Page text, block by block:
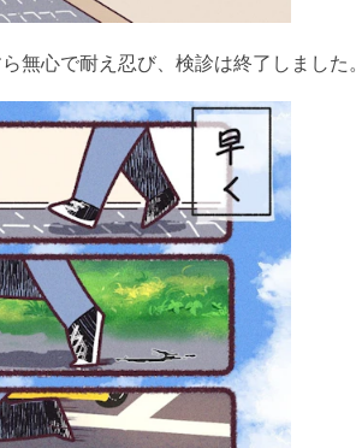
無心で耐え忍び、検診は終了しました。